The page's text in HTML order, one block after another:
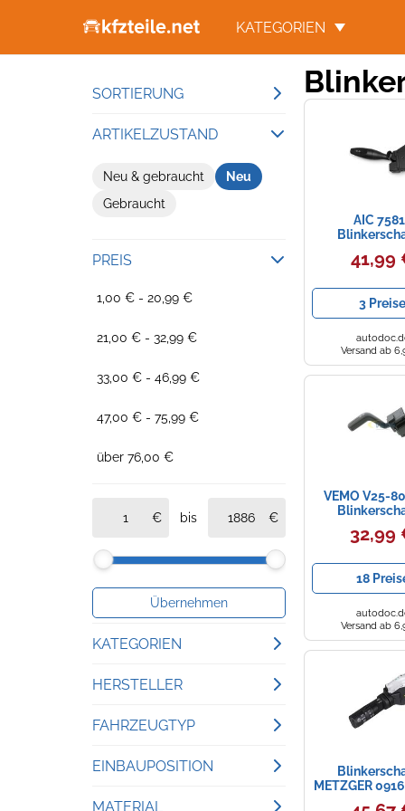
KATEGORIEN
SORTIERUNG
Gesamtpreis
Höchster Preis
ARTIKELZUSTAND
Neu & gebraucht
Neu
Gebraucht
PREIS
1,00 € - 20,99 €
21,00 € - 32,99 €
33,00 € - 46,99 €
47,00 € - 75,99 €
über 76,00 €
bis
Übernehmen
KATEGORIEN
Auto-Elektrik
Blinklichter
Motorrad Blinker
Fahrzeugsensorik
HERSTELLER
Vemo
Metzger Autoteile
Ferdinand Bilstein
FAHRZEUGTYP
Iveco Daily 1978 - heute (keine serie) Stahl
Volkswagen
EINBAUPOSITION
innen
MATERIAL
AIC
41,99
3 Preise
Versand ab
VEMO V25-
32,99
18
Versand ab
METZGER
NISSAN, für